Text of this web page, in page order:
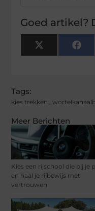
Meer Berichten
Kies een rijschool die bij je
en haal je rijbewijs met
vertrouwen
Goed artikel?
X
(Twitter)
Tags:
kies trekken ,